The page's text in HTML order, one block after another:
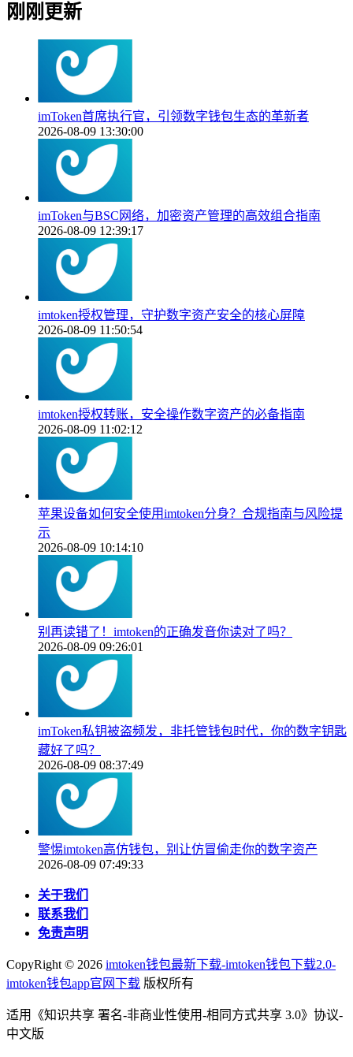
刚刚更新
imToken首席执行官，引领数字钱包生态的革新者
2026-08-09 13:30:00
imToken与BSC网络，加密资产管理的高效组合指南
2026-08-09 12:39:17
imtoken授权管理，守护数字资产安全的核心屏障
2026-08-09 11:50:54
imtoken授权转账，安全操作数字资产的必备指南
2026-08-09 11:02:12
苹果设备如何安全使用imtoken分身？合规指南与风险提
示
2026-08-09 10:14:10
别再读错了！imtoken的正确发音你读对了吗？
2026-08-09 09:26:01
imToken私钥被盗频发，非托管钱包时代，你的数字钥匙
藏好了吗？
2026-08-09 08:37:49
警惕imtoken高仿钱包，别让仿冒偷走你的数字资产
2026-08-09 07:49:33
关于我们
联系我们
免责声明
CopyRight © 2026 imtoken钱包最新下载-imtoken钱包下载2.0-
imtoken钱包app官网下载 版权所有
适用《知识共享 署名-非商业性使用-相同方式共享 3.0》协议-
中文版